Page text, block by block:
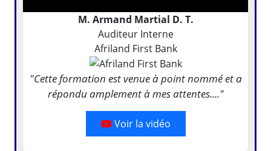
M. Armand Martial D. T.
Auditeur Interne
Afriland First Bank
"Cette formation est venue à point nommé et a
répondu amplement à mes attentes...."
Voir la vidéo